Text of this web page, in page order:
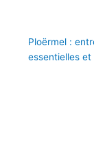
Ploërmel :
essentielles